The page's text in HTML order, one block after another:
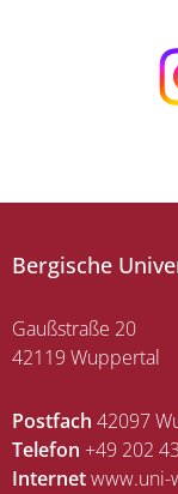
Bergische
Gaußstraße 20
42119 Wuppertal
Postfach 42097
Telefon +49 202
Internetwww.uni-